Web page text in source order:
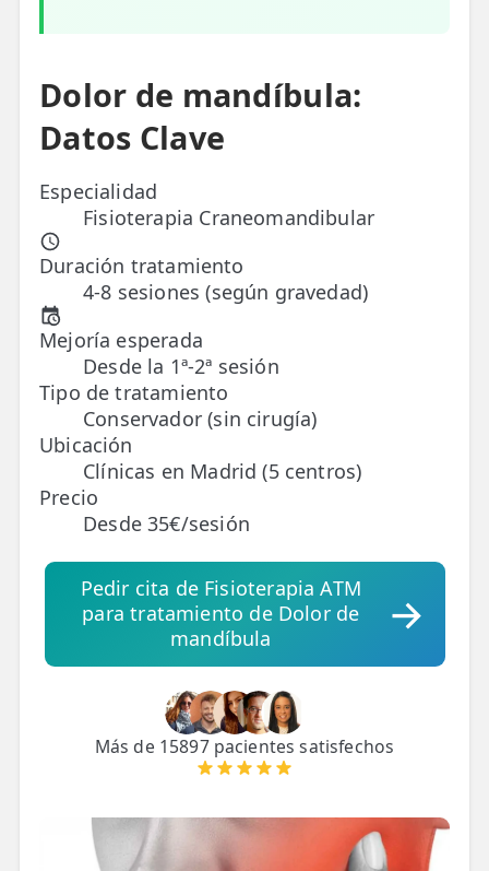
🫶 Suelo Pélvico
💆 Masajes Madrid
🏅 Fisioterapia Deportiva
🧠 Fisioterapia Neurológica
🧍 Fisioterapia Vestibular
🫁 Fisioterapia Respiratoria
👶 Fisioterapia Pediátrica
TRATAMIENTOS
✅ Punción Seca
✅ Ondas de Choque
✅ EPTE - EPI
ESTÉTICA
✨ Radiofrecuencia INDIBA
✨ Drenaje Linfático Manual
✨ Cicatrices y Estrías
Dolor de mandíbula:
Datos Clave
Especialidad
Fisioterapia Craneomandibular
Duración tratamiento
4-8 sesiones (según gravedad)
Mejoría esperada
Desde la 1ª-2ª sesión
Tipo de tratamiento
Conservador (sin cirugía)
Ubicación
Clínicas en Madrid (5 centros)
Precio
Desde 35€/sesión
Pedir cita de Fisioterapia ATM
para tratamiento de Dolor de
mandíbula
Más de 15897 pacientes satisfechos